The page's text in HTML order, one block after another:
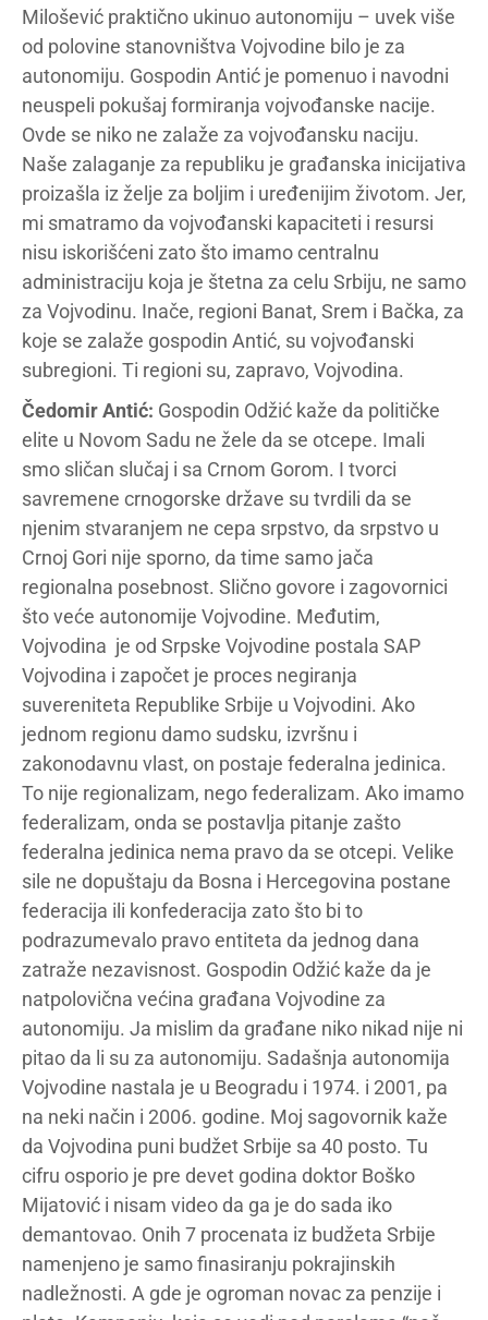
Milošević praktično ukinuo autonomiju – uvek više
od polovine stanovništva Vojvodine bilo je za
autonomiju. Gospodin Antić je pomenuo i navodni
neuspeli pokušaj formiranja vojvođanske nacije.
Ovde se niko ne zalaže za vojvođansku naciju.
Naše zalaganje za republiku je građanska inicijativa
proizašla iz želje za boljim i uređenijim životom. Jer,
mi smatramo da vojvođanski kapaciteti i resursi
nisu iskorišćeni zato što imamo centralnu
administraciju koja je štetna za celu Srbiju, ne samo
za Vojvodinu. Inače, regioni Banat, Srem i Bačka, za
koje se zalaže gospodin Antić, su vojvođanski
subregioni. Ti regioni su, zapravo, Vojvodina.
Čedomir Antić: Gospodin Odžić kaže da političke
elite u Novom Sadu ne žele da se otcepe. Imali
smo sličan slučaj i sa Crnom Gorom. I tvorci
savremene crnogorske države su tvrdili da se
njenim stvaranjem ne cepa srpstvo, da srpstvo u
Crnoj Gori nije sporno, da time samo jača
regionalna posebnost. Slično govore i zagovornici
što veće autonomije Vojvodine. Međutim,
Vojvodina je od Srpske Vojvodine postala SAP
Vojvodina i započet je proces negiranja
suvereniteta Republike Srbije u Vojvodini. Ako
jednom regionu damo sudsku, izvršnu i
zakonodavnu vlast, on postaje federalna jedinica.
To nije regionalizam, nego federalizam. Ako imamo
federalizam, onda se postavlja pitanje zašto
federalna jedinica nema pravo da se otcepi. Velike
sile ne dopuštaju da Bosna i Hercegovina postane
federacija ili konfederacija zato što bi to
podrazumevalo pravo entiteta da jednog dana
zatraže nezavisnost. Gospodin Odžić kaže da je
natpolovična većina građana Vojvodine za
autonomiju. Ja mislim da građane niko nikad nije ni
pitao da li su za autonomiju. Sadašnja autonomija
Vojvodine nastala je u Beogradu i 1974. i 2001, pa
na neki način i 2006. godine. Moj sagovornik kaže
da Vojvodina puni budžet Srbije sa 40 posto. Tu
cifru osporio je pre devet godina doktor Boško
Mijatović i nisam video da ga je do sada iko
demantovao. Onih 7 procenata iz budžeta Srbije
namenjeno je samo finasiranju pokrajinskih
nadležnosti. A gde je ogroman novac za penzije i